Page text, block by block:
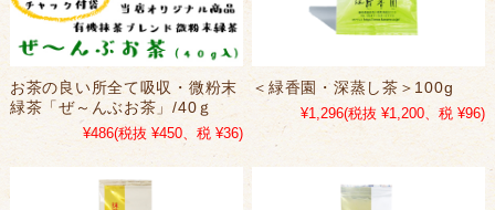
お茶の良い所全て吸収・微粉末
緑茶「ぜ～んぶお茶」/40ｇ
¥486(税抜 ¥450、税 ¥36)
＜緑香園・深蒸し茶＞100g
¥1,296(税抜 ¥1,200、税 ¥96)